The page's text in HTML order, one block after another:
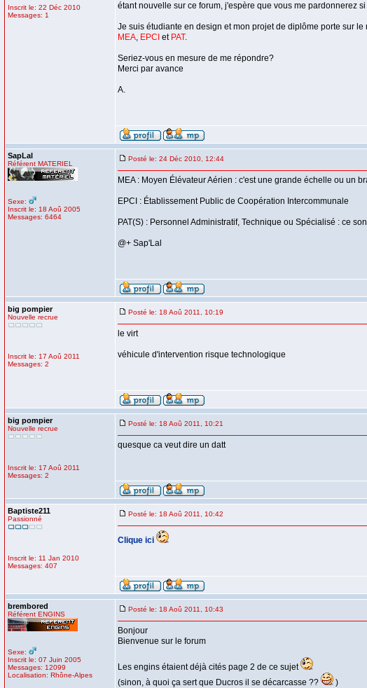
Inscrit le: 22 Déc 2010
Messages: 1
étant nouvelle sur ce forum, j'espère que vous me pardonnerez
Je suis étudiante en design et mon projet de diplôme porte sur
MEA, EPCI et PAT.
Seriez-vous en mesure de me répondre?
Merci par avance
A.
SapLal
Référent MATERIEL
Sexe:
Inscrit le: 18 Aoû 2005
Messages: 6464
Posté le: 24 Déc 2010, 12:44
MEA : Moyen Élévateur Aérien : c'est une grande échelle ou un
EPCI : Établissement Public de Coopération Intercommunale
PAT(S) : Personnel Administratif, Technique ou Spécialisé : ce
@+ Sap'Lal
big pompier
Nouvelle recrue
Inscrit le: 17 Aoû 2011
Messages: 2
Posté le: 18 Aoû 2011, 10:19
le virt
véhicule d'intervention risque technologique
big pompier
Nouvelle recrue
Inscrit le: 17 Aoû 2011
Messages: 2
Posté le: 18 Aoû 2011, 10:21
quesque ca veut dire un datt
Baptiste211
Passionné
Inscrit le: 11 Jan 2010
Messages: 407
Posté le: 18 Aoû 2011, 10:42
Clique ici
brembored
Référent ENGINS
Sexe:
Inscrit le: 07 Juin 2005
Messages: 12099
Localisation: Rhône-Alpes
Posté le: 18 Aoû 2011, 10:43
Bonjour
Bienvenue sur le forum
Les engins étaient déjà cités page 2 de ce sujet
(sinon, à quoi ça sert que Ducros il se décarcasse ??
)